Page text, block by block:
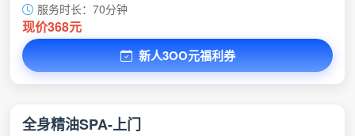
服务时长：70分钟
现价368元
新人3OO元福利券
全身精油SPA-上门